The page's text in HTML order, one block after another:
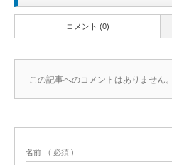
コメント (0)
この記事へのコメントはありません。
名前 ( 必須 )